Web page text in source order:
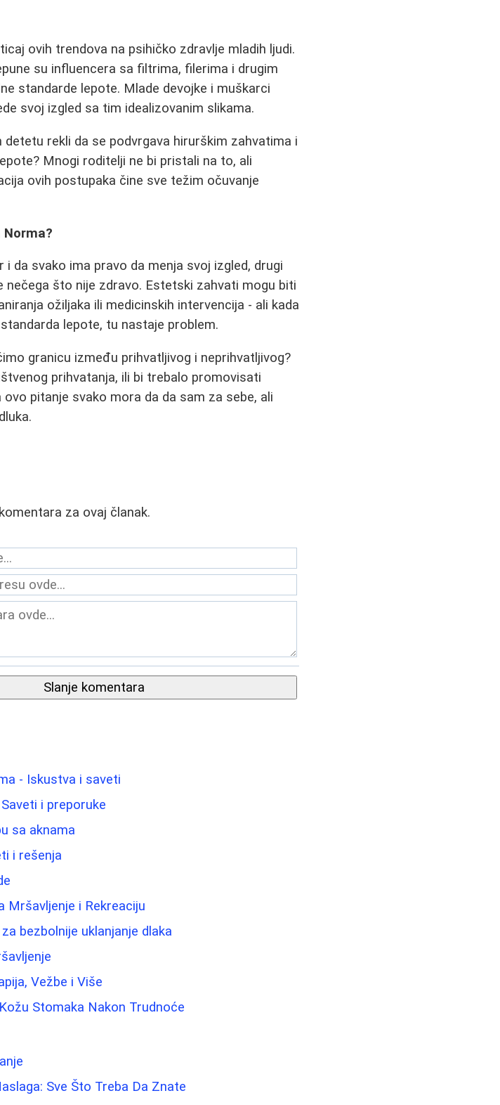
ovih trendova na psihičko zdravlje mladih ljudi.
su influencera sa filtrima, filerima i drugim
standarde lepote. Mlade devojke i muškarci
svoj izgled sa tim idealizovanim slikama.
rekli da se podvrgava hirurškim zahvatima i
Mnogi roditelji ne bi pristali na to, ali
ovih postupaka čine sve težim očuvanje
da svako ima pravo da menja svoj izgled, drugi
što nije zdravo. Estetski zahvati mogu biti
ožiljaka ili medicinskih intervencija - ali kada
lepote, tu nastaje problem.
granicu između prihvatljivog i neprihvatljivog?
prihvatanja, ili bi trebalo promovisati
pitanje svako mora da da sam za sebe, ali
za ovaj članak.
Slanje komentara
- Iskustva i saveti
i preporuke
sa aknama
i rešenja
Mršavljenje i Rekreaciju
bezbolnije uklanjanje dlaka
Vežbe i Više
Stomaka Nakon Trudnoće
Sve Što Treba Da Znate